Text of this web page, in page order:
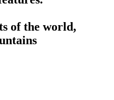
of the world,